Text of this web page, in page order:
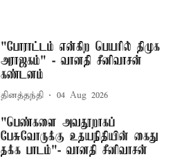
"போராட்டம் என்கிற பெயரில் திமுக
அராஜகம்" - வானதி சீனிவாசன்
கண்டனம்
தினத்தந்தி 04 Aug 2026
"பெண்களை அவதூறாகப்
பேசுவோருக்கு உதயநிதியின் கைது
தக்க பாடம்"- வானதி சீனிவாசன்